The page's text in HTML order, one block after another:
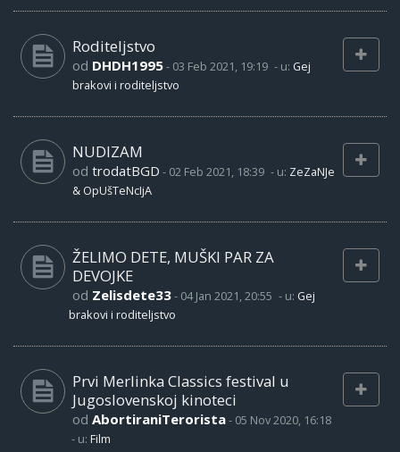
Roditeljstvo
od DHDH1995- 03 Feb 2021, 19:19 - u: Gej
brakovi i roditeljstvo
NUDIZAM
od trodatBGD - 02 Feb 2021, 18:39 - u: ZeZaNJe
& OpUšTeNcIjA
ŽELIMO DETE, MUŠKI PAR ZA
DEVOJKE
od Zelisdete33- 04 Jan 2021, 20:55 - u: Gej
brakovi i roditeljstvo
Prvi Merlinka Classics festival u
Jugoslovenskoj kinoteci
od AbortiraniTerorista- 05 Nov 2020, 16:18
- u: Film